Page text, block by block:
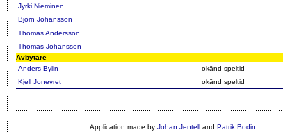
Jyrki Nieminen
Björn Johansson
Thomas Andersson
Thomas Johansson
Avbytare
Anders Bylin
okänd speltid
Kjell Jonevret
okänd speltid
Application made by Johan Jentelland Patrik Bodin